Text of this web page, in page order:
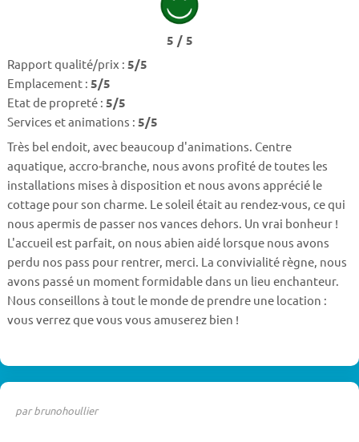
5 / 5
Rapport qualité/prix : 5/5
Emplacement : 5/5
Etat de propreté : 5/5
Services et animations : 5/5
Très bel endoit, avec beaucoup d'animations. Centre
aquatique, accro-branche, nous avons profité de toutes les
installations mises à disposition et nous avons apprécié le
cottage pour son charme. Le soleil était au rendez-vous, ce qui
nous apermis de passer nos vances dehors. Un vrai bonheur !
L'accueil est parfait, on nous abien aidé lorsque nous avons
perdu nos pass pour rentrer, merci. La convivialité règne, nous
avons passé un moment formidable dans un lieu enchanteur.
Nous conseillons à tout le monde de prendre une location :
vous verrez que vous vous amuserez bien !
par brunohoullier